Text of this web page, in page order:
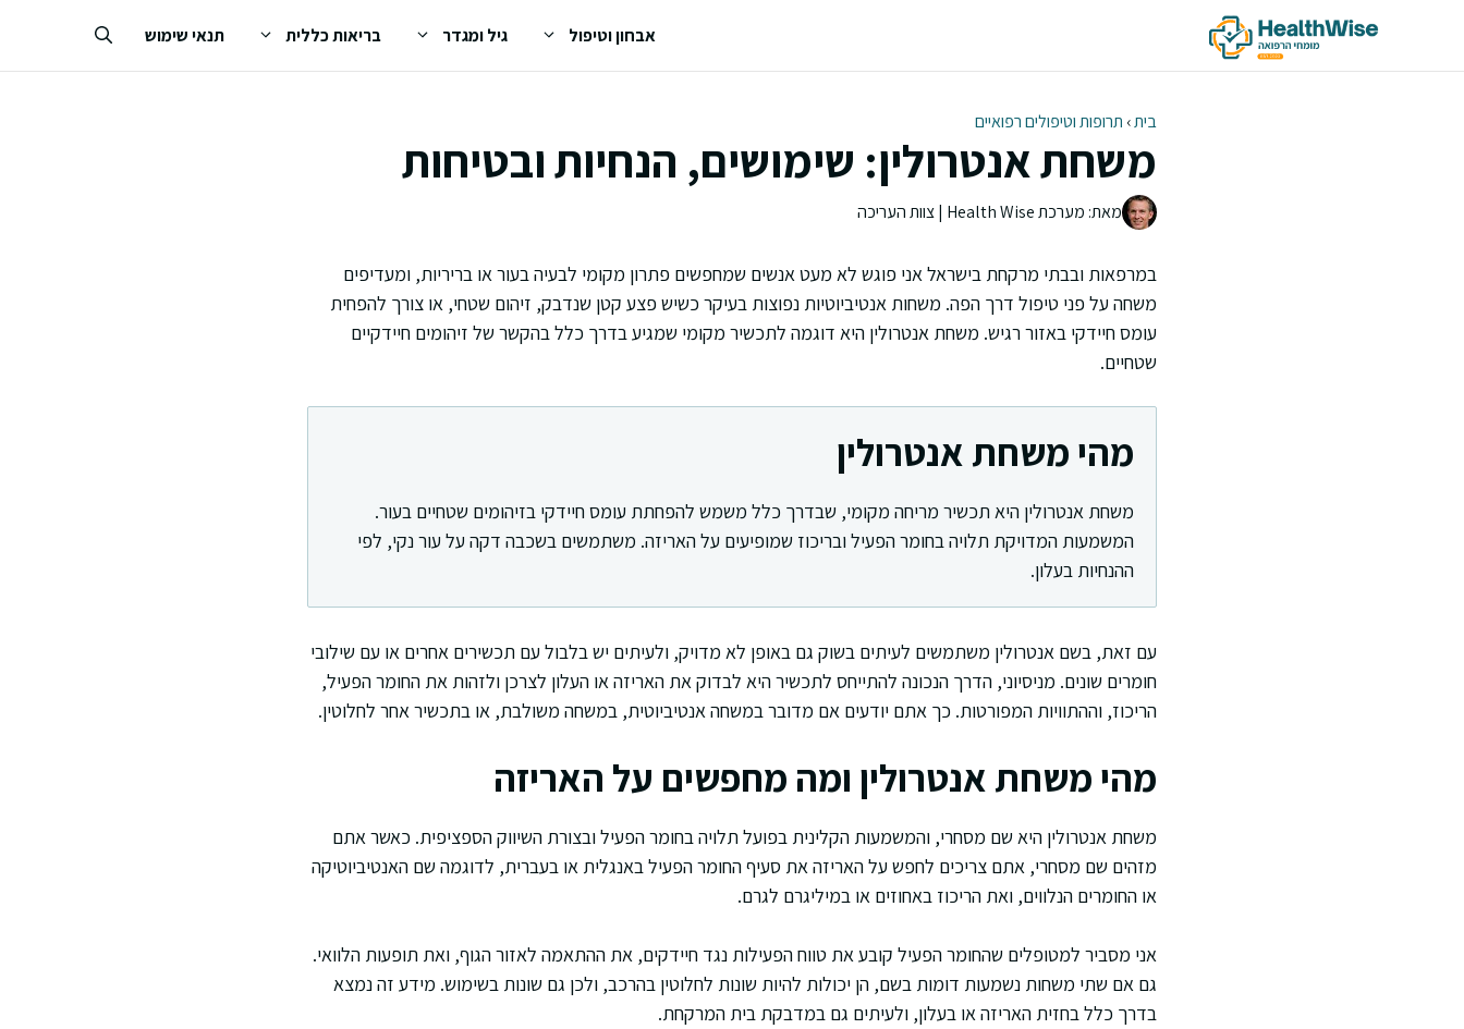
אבחון וטיפול גיל ומגדר בריאות כללית תנאי שימוש
בית› תרופות וטיפולים רפואיים
משחת אנטרולין: שימושים, הנחיות ובטיחות
מאת: מערכת Health Wise | צוות העריכה
במרפאות ובבתי מרקחת בישראל אני פוגש לא מעט אנשים שמחפשים פתרון מקומי לבעיה בעור או בריריות, ומעדיפים
משחה על פני טיפול דרך הפה. משחות אנטיביוטיות נפוצות בעיקר כשיש פצע קטן שנדבק, זיהום שטחי, או צורך להפחית
עומס חיידקי באזור רגיש. משחת אנטרולין היא דוגמה לתכשיר מקומי שמגיע בדרך כלל בהקשר של זיהומים חיידקיים
שטחיים.
מהי משחת אנטרולין
משחת אנטרולין היא תכשיר מריחה מקומי, שבדרך כלל משמש להפחתת עומס חיידקי בזיהומים שטחיים בעור.
המשמעות המדויקת תלויה בחומר הפעיל ובריכוז שמופיעים על האריזה. משתמשים בשכבה דקה על עור נקי, לפי
ההנחיות בעלון.
עם זאת, בשם אנטרולין משתמשים לעיתים בשוק גם באופן לא מדויק, ולעיתים יש בלבול עם תכשירים אחרים או עם שילובי
חומרים שונים. מניסיוני, הדרך הנכונה להתייחס לתכשיר היא לבדוק את האריזה או העלון לצרכן ולזהות את החומר הפעיל,
הריכוז, וההתוויות המפורטות. כך אתם יודעים אם מדובר במשחה אנטיביוטית, במשחה משולבת, או בתכשיר אחר לחלוטין.
מהי משחת אנטרולין ומה מחפשים על האריזה
משחת אנטרולין היא שם מסחרי, והמשמעות הקלינית בפועל תלויה בחומר הפעיל ובצורת השיווק הספציפית. כאשר אתם
מזהים שם מסחרי, אתם צריכים לחפש על האריזה את סעיף החומר הפעיל באנגלית או בעברית, לדוגמה שם האנטיביוטיקה
או החומרים הנלווים, ואת הריכוז באחוזים או במיליגרם לגרם.
אני מסביר למטופלים שהחומר הפעיל קובע את טווח הפעילות נגד חיידקים, את ההתאמה לאזור הגוף, ואת תופעות הלוואי.
גם אם שתי משחות נשמעות דומות בשם, הן יכולות להיות שונות לחלוטין בהרכב, ולכן גם שונות בשימוש. מידע זה נמצא
בדרך כלל בחזית האריזה או בעלון, ולעיתים גם במדבקת בית המרקחת.